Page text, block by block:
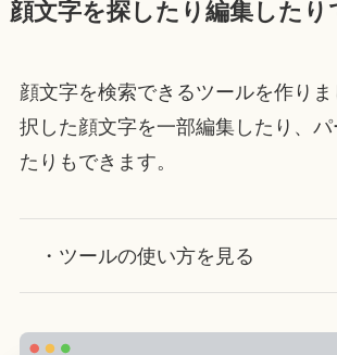
顔文字を探したり編集した
顔文字を検索できるツールを作り
択した顔文字を一部編集したり、パ
たりもできます。
・ツールの使い方を見る